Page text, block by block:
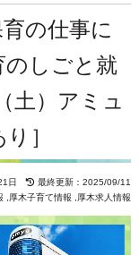
の仕事に
のしごと就
土）アミュ
］
21日
最終更新：2025/09/11
厚木子育て情報 厚木求人情報